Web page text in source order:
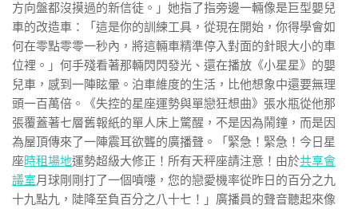
方向盤都沒摸過的新信徒。」她指了指旁邊一輛像是巨型嬰兒
車的改造車：「這是你的訓練工具，從現在開始，你得學會如
何在零點零零一秒內，將這輛車精準停入對面的針眼大小的車
位裡。」何手殘看著那輛閃閃發光、還在播放《小星星》的嬰
兒車，感到一陣眩暈。泊車維度的生活，比他想象中還要無理
頭一百萬倍。《失控的星座運勢與單戀狂想曲》張水瓶從他那
張覆蓋著七層舊報紙的單人床上驚醒，不是因為鬧鐘，而是因
為屋頂傳來了一陣震耳欲聾的廣播聲。「緊急！緊急！今日星
座時租場地運勢超級大修正！所有天秤座請注意！由於共享會
議室月球剛剛打了一個噴嚏，您的戀愛機率從昨日的百分之九
十九點九，陡降至負百分之八十七！」廣播員的聲音聽起來像